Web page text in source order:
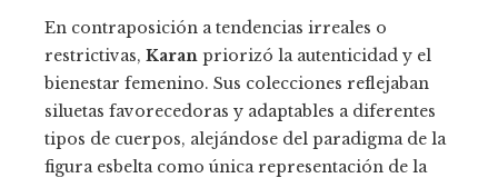
En contraposición a tendencias irreales o
restrictivas, Karan priorizó la autenticidad y el
bienestar femenino. Sus colecciones reflejaban
siluetas favorecedoras y adaptables a diferentes
tipos de cuerpos, alejándose del paradigma de la
figura esbelta como única representación de la